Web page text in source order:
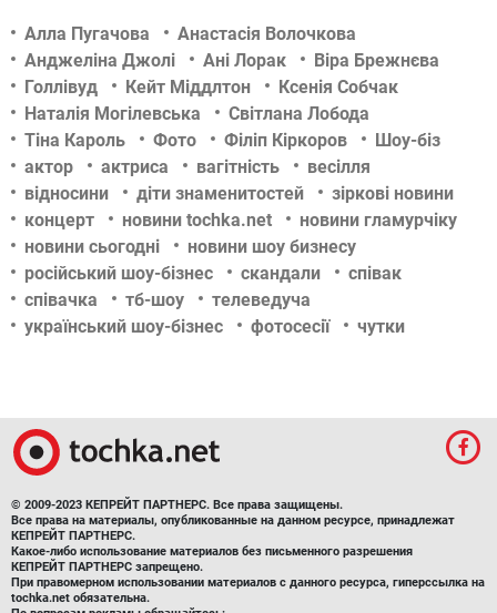
Алла Пугачова
Анастасія Волочкова
Анджеліна Джолі
Ані Лорак
Віра Брежнєва
Голлівуд
Кейт Міддлтон
Ксенія Собчак
Наталія Могілевська
Світлана Лобода
Тіна Кароль
Фото Філіп Кіркоров
Шоу-біз
актор
актриса вагітність
весілля
відносини
діти знаменитостей
зіркові новини
концерт
новини tochka.net
новини гламурчіку
новини сьогодні
новини шоу бизнесу
російський шоу-бізнес
скандали
співак
співачка
тб-шоу
телеведуча
український шоу-бізнес
фотосесії чутки
© 2009-2023 КЕПРЕЙТ ПАРТНЕРС. Все права защищены.
Все права на материалы, опубликованные на данном ресурсе, принадлежат
КЕПРЕЙТ ПАРТНЕРС.
Какое-либо использование материалов без письменного разрешения
КЕПРЕЙТ ПАРТНЕРС запрещено.
При правомерном использовании материалов с данного ресурса, гиперссылка на
tochka.net обязательна.